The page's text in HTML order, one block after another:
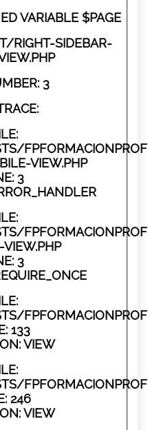
VARIABLE $PAGE
RIGHT-SIDEBAR-
3
VIEW.PHP
3
3
133
VIEW
246
VIEW